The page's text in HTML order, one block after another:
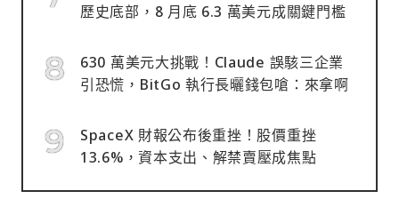
歷史底部，8 月底 6.3 萬美元成關鍵門檻
630 萬美元大挑戰！Claude 誤駭三企業
引恐慌，BitGo 執行長曬錢包嗆：來拿啊
SpaceX 財報公布後重挫！股價重挫
13.6%，資本支出、解禁賣壓成焦點